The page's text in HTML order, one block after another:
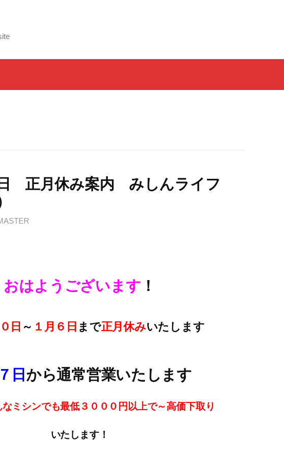
正月休み案内 みしんライフ
おはようございます ！
日 ～ １月６日 まで正月休みいたします
日 から通常営業いたします
なミシンでも最低３０００円以上で～高価下取 り
いたします！